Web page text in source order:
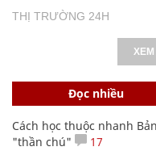
THỊ TRƯỜNG 24H
Đọc nhiều
Cách học thuộc nhanh
"thần chú"
17